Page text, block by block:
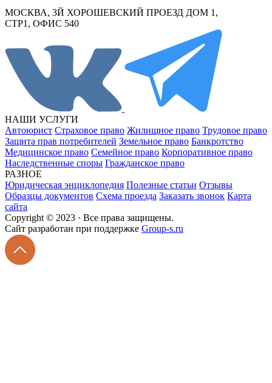
МОСКВА, 3Й ХОРОШЕВСКИЙ ПРОЕЗД ДОМ 1,
СТР1, ОФИС 540
НАШИ УСЛУГИ
Автоюрист Страховое право Жилищное право Трудовое право
Защита прав потребителей Земельное право Банкротство
Медицинское право Семейное право Корпоративное право
Наследственные споры Гражданское право
РАЗНОЕ
Юридическая энциклопедия Полезные статьи Отзывы
Образцы документов Схема проезда Заказать звонок Карта
сайта
Copyright © 2023 · Все права защищены.
Cайт разработан при поддержке Group-s.ru